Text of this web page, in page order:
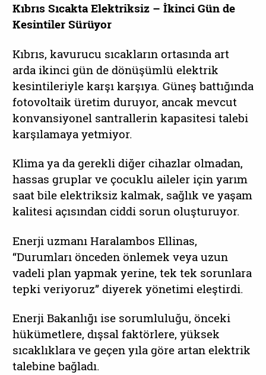
Kıbrıs Sıcakta Elektriksiz – İkinci Gün de
Kesintiler Sürüyor
Kıbrıs, kavurucu sıcakların ortasında art
arda ikinci gün de dönüşümlü elektrik
kesintileriyle karşı karşıya. Güneş battığında
fotovoltaik üretim duruyor, ancak mevcut
konvansiyonel santrallerin kapasitesi talebi
karşılamaya yetmiyor.
Klima ya da gerekli diğer cihazlar olmadan,
hassas gruplar ve çocuklu aileler için yarım
saat bile elektriksiz kalmak, sağlık ve yaşam
kalitesi açısından ciddi sorun oluşturuyor.
Enerji uzmanı Haralambos Ellinas,
“Durumları önceden önlemek veya uzun
vadeli plan yapmak yerine, tek tek sorunlara
tepki veriyoruz” diyerek yönetimi eleştirdi.
Enerji Bakanlığı ise sorumluluğu, önceki
hükümetlere, dışsal faktörlere, yüksek
sıcaklıklara ve geçen yıla göre artan elektrik
talebine bağladı.